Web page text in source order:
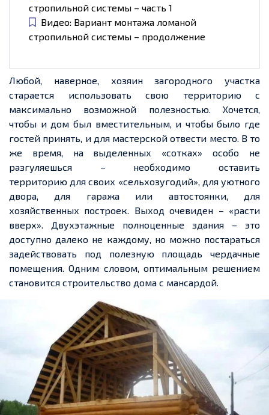
стропильной системы – часть 1
Видео: Вариант монтажа ломаной
стропильной системы – продолжение
Любой, наверное, хозяин загородного участка
старается использовать свою территорию с
максимально возможной полезностью. Хочется,
чтобы и дом был вместительным, и чтобы было где
гостей принять, и для мастерской отвести место. В то
же время, на выделенных «сотках» особо не
разгуляешься – необходимо оставить
территорию для своих «сельхозугодий», для уютного
двора, для гаража или автостоянки, для
хозяйственных построек. Выход очевиден – «расти
вверх». Двухэтажные полноценные здания – это
доступно далеко не каждому, но можно постараться
задействовать под полезную площадь чердачные
помещения. Одним словом, оптимальным решением
становится строительство дома с мансардой.